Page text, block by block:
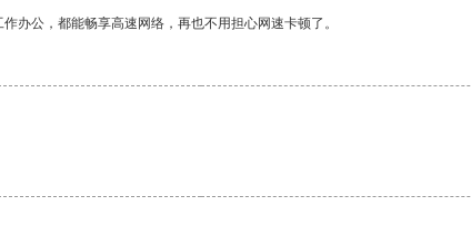
办公，都能畅享高速网络，再也不用担心网速卡顿了。